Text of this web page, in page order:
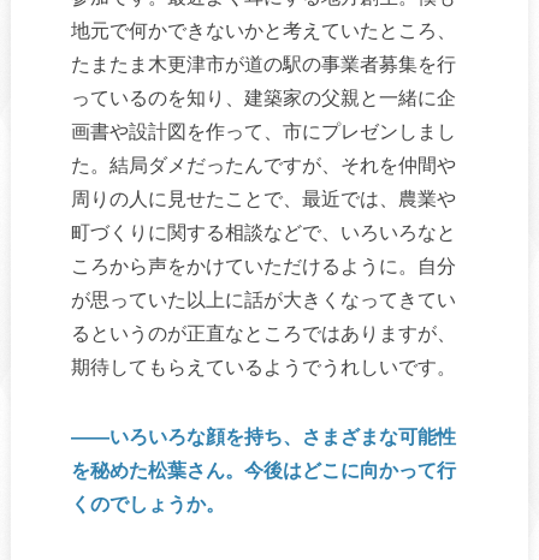
地元で何かできないかと考えていたところ、
たまたま木更津市が道の駅の事業者募集を行
っているのを知り、建築家の父親と一緒に企
画書や設計図を作って、市にプレゼンしまし
た。結局ダメだったんですが、それを仲間や
周りの人に見せたことで、最近では、農業や
町づくりに関する相談などで、いろいろなと
ころから声をかけていただけるように。自分
が思っていた以上に話が大きくなってきてい
るというのが正直なところではありますが、
期待してもらえているようでうれしいです。
――いろいろな顔を持ち、さまざまな可能性
を秘めた松葉さん。今後はどこに向かって行
くのでしょうか。